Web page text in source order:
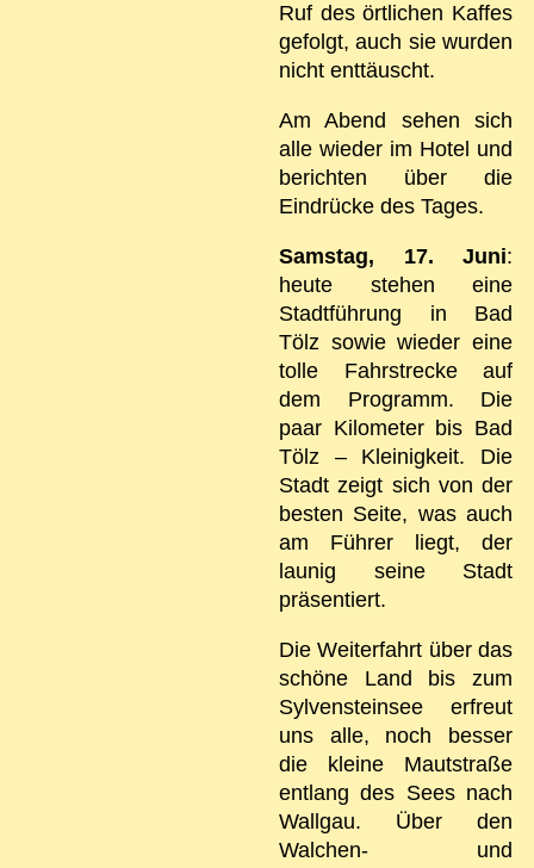
Ruf des örtlichen Kaffes
gefolgt, auch sie wurden
nicht enttäuscht.
Am Abend sehen sich
alle wieder im Hotel und
berichten über die
Eindrücke des Tages.
Samstag, 17. Juni:
heute stehen eine
Stadtführung in Bad
Tölz sowie wieder eine
tolle Fahrstrecke auf
dem Programm. Die
paar Kilometer bis Bad
Tölz – Kleinigkeit. Die
Stadt zeigt sich von der
besten Seite, was auch
am Führer liegt, der
launig seine Stadt
präsentiert.
Die Weiterfahrt über das
schöne Land bis zum
Sylvensteinsee erfreut
uns alle, noch besser
die kleine Mautstraße
entlang des Sees nach
Wallgau. Über den
Walchen- und